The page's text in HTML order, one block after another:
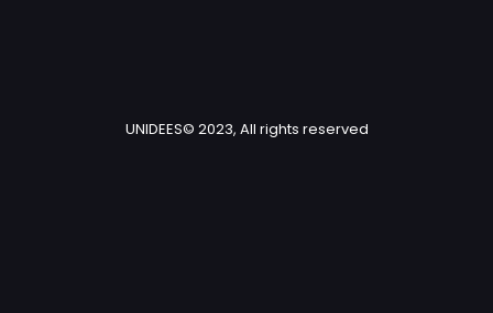
UNIDEES© 2023, All rights reserved